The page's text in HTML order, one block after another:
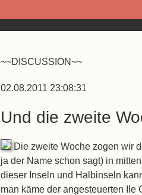
~~DISCUSSION~~
02.08.2011 23:08:31
Und die zweite
Die zweite Woche zogen wir
ja der Name schon sagt) in
dieser Inseln und Halbinseln
man käme der angesteuerten Ile